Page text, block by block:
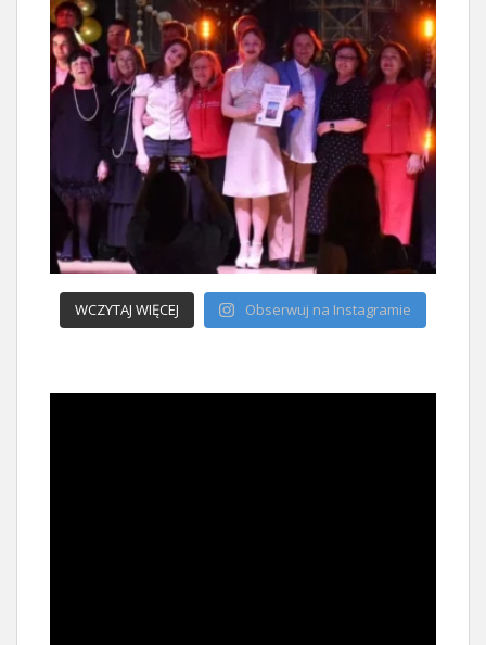
WCZYTAJ WIĘCEJ Obserwuj na Instagramie